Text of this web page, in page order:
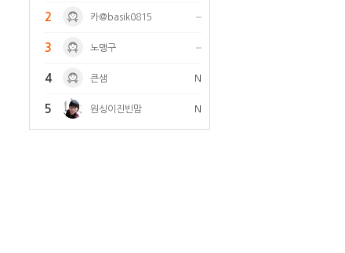
2 카@basik0815
3 노맹구
4 큰샘 N
5 원싱이진빈맘 N